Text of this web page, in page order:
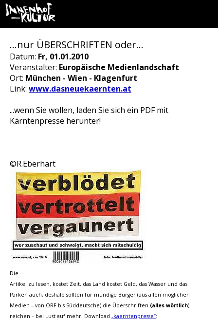
…nur ÜBERSCHRIFTEN oder…
Datum: Fr, 01.01.2010
Veranstalter: Europäische Medienlandschaft
Ort: München - Wien - Klagenfurt
Link: www.dasneuekaernten.at
...wenn Sie wollen, laden Sie sich ein PDF mit
Kärntenpresse herunter!
©R.Eberhart
Die
Artikel zu lesen, kostet Zeit, das Land kostet Geld, das Wasser und das
Parken auch, deshalb sollten für mündige Bürger (aus allen möglichen
Medien – von ORF bis Süddeutsche) die Überschriften (alles wörtlich)
reichen – bei Lust auf mehr: Download „kaerntenpresse“: